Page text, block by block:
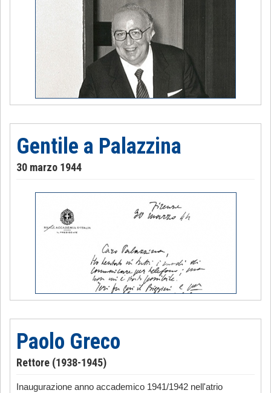
Gentile a Palazzina
30 marzo 1944
Paolo Greco
Rettore (1938-1945)
Inaugurazione anno accademico 1941/1942 nell'atrio